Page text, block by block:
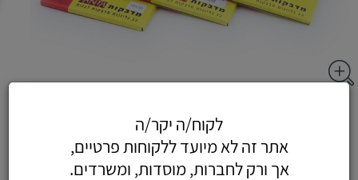
מ"מ (68 בדף)
לקוח/ה יקר/ה
אתר זה לא מיועד ללקוחות פרטיים,
אך ורק לחברות, מוסדות, ומשרדים.